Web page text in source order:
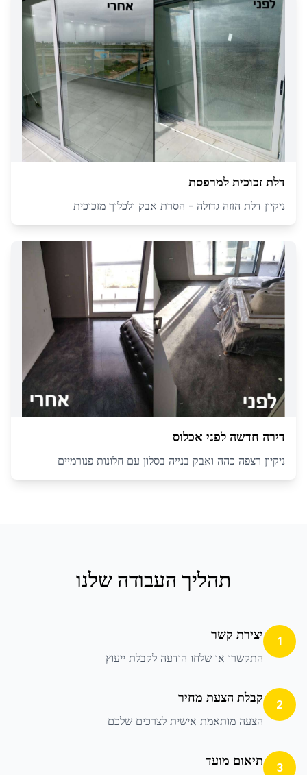
דלת זכוכית למרפסת
ניקיון דלת הזזה גדולה - הסרת אבק ולכלוך מזכוכית
דירה חדשה לפני אכלוס
ניקיון רצפה כהה ואבק בנייה בסלון עם חלונות פנורמיים
תהליך העבודה שלנו
1 יצירת קשר
התקשרו או שלחו הודעה לקבלת ייעוץ
2 קבלת הצעת מחיר
הצעה מותאמת אישית לצרכים שלכם
3 תיאום מועד